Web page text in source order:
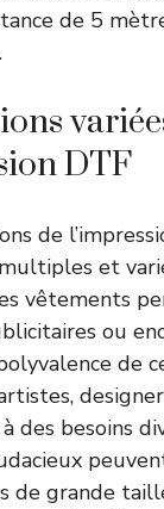
de 5
DTF
de
et
vêtements
ou
de
des besoins
de grande